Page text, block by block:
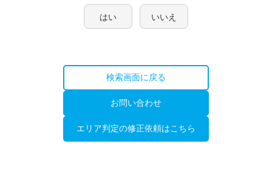
はい いいえ
検索画面に戻る
お問い合わせ
エリア判定の修正依頼はこちら